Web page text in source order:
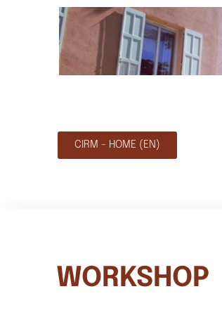
CIRM - HOME (EN)
WORKSHOP